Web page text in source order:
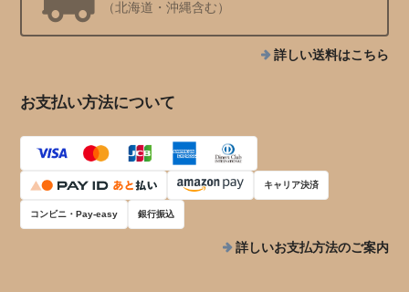
（北海道・沖縄含む）
詳しい送料はこちら
お支払い方法について
キャリア決済
コンビニ・Pay-easy 銀行振込
詳しいお支払方法のご案内